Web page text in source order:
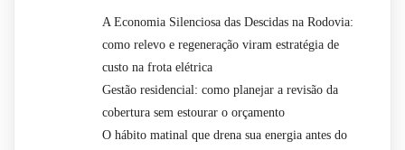
A Economia Silenciosa das Descidas na Rodovia:
como relevo e regeneração viram estratégia de
custo na frota elétrica
Gestão residencial: como planejar a revisão da
cobertura sem estourar o orçamento
O hábito matinal que drena sua energia antes do